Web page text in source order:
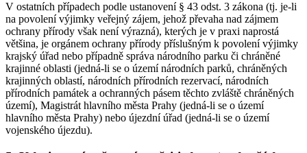
V ostatních případech podle ustanovení § 43 odst. 3 zákona (tj. je-li
na povolení výjimky veřejný zájem, jehož převaha nad zájmem
ochrany přírody však není výrazná), kterých je v praxi naprostá
většina, je orgánem ochrany přírody příslušným k povolení výjimky
krajský úřad nebo případně správa národního parku či chráněné
krajinné oblasti (jedná-li se o území národních parků, chráněných
krajinných oblastí, národních přírodních rezervací, národních
přírodních památek a ochranných pásem těchto zvláště chráněných
území), Magistrát hlavního města Prahy (jedná-li se o území
hlavního města Prahy) nebo újezdní úřad (jedná-li se o území
vojenského újezdu).